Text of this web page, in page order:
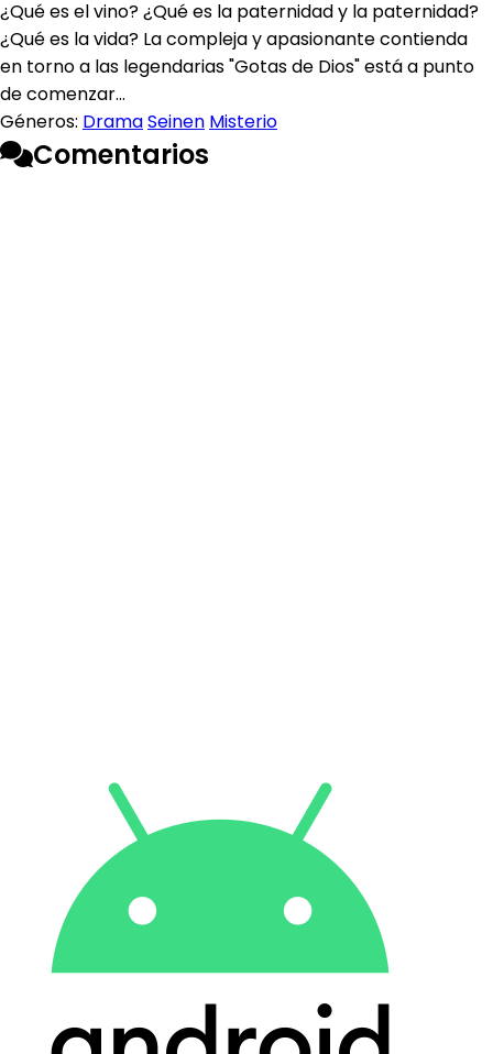
¿Qué es el vino? ¿Qué es la paternidad y la paternidad?
¿Qué es la vida? La compleja y apasionante contienda
en torno a las legendarias "Gotas de Dios" está a punto
de comenzar…
Géneros: DramaSeinen Misterio
Comentarios